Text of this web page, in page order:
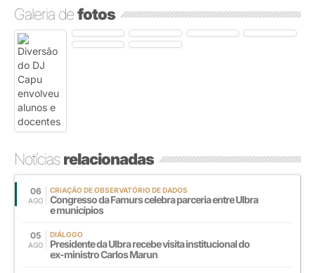
Galeria defotos
Notíciasrelacionadas
06
AGO
CRIAÇÃO DE OBSERVATÓRIO DE DADOS
Congresso da Famurs celebra parceria entre Ulbra
e municípios
05
AGO
DIÁLOGO
Presidente da Ulbra recebe visita institucional do
ex-ministro Carlos Marun